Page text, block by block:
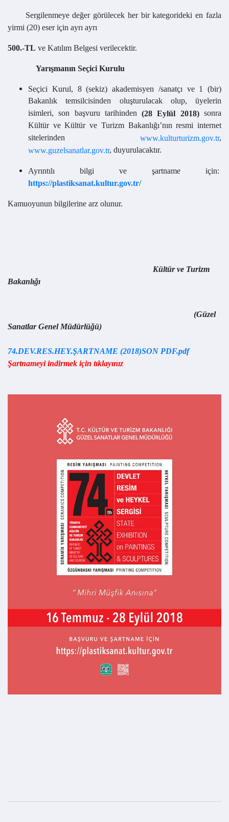
Sergilenmeye değer görülecek her bir kategorideki en fazla
yirmi (20) eser için ayrı ayrı
500.-TL ve Katılım Belgesi verilecektir.
Yarışmanın Seçici Kurulu
Seçici Kurul, 8 (sekiz) akademisyen /sanatçı ve 1 (bir)
Bakanlık temsilcisinden oluşturulacak olup, üyelerin
isimleri, son başvuru tarihinden(28 Eylül 2018)sonra
Kültür ve Kültür ve Turizm Bakanlığı’nın resmi internet
sitelerinden www.kulturturizm.gov.tr,
www.guzelsanatlar.gov.tr, duyurulacaktır.
Ayrıntılı bilgi ve şartname için:
https://plastiksanat.kultur.gov.tr/
Kamuoyunun bilgilerine arz olunur.
Kültür ve Turizm
Bakanlığı
(Güzel
Sanatlar Genel Müdürlüğü)
74.DEV.RES.HEY.ŞARTNAME (2018)SON PDF.pdf
Şartnameyi indirmek için tıklayınız